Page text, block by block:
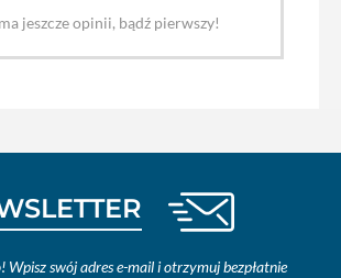
jeszcze opinii, bądź pierwszy!
Wpisz swój adres e-mail i otrzymuj bezpłatnie